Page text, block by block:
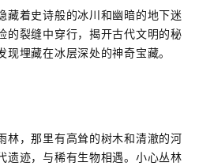
藏着史诗般的冰川和幽暗的地下迷
的裂缝中穿行，揭开古代文明的秘
埋藏在冰层深处的神奇宝藏。
林，那里有高耸的树木和清澈的河
遗迹，与稀有生物相遇。小心丛林